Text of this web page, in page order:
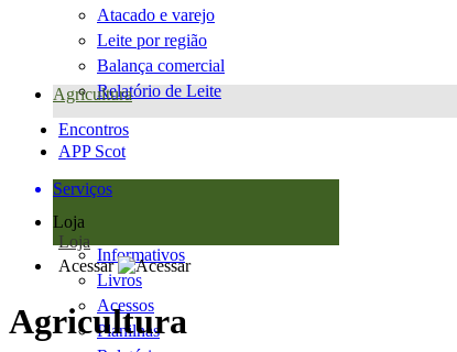
Atacado e varejo
Leite por região
Balança comercial
Relatório de Leite
Agricultura
Encontros
APP Scot
Serviços
Loja
Loja
Informativos
Livros
Acessos
Planilhas
Acessar
Agricultura